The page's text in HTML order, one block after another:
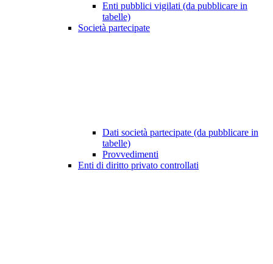
Enti pubblici vigilati (da pubblicare in
tabelle)
Società partecipate
Dati società partecipate (da pubblicare in
tabelle)
Provvedimenti
Enti di diritto privato controllati